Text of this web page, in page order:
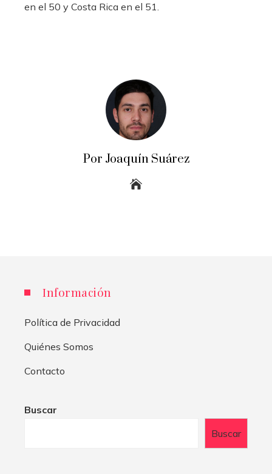
en el 50 y Costa Rica en el 51.
Por Joaquín Suárez
Información
Política de Privacidad
Quiénes Somos
Contacto
Buscar
Buscar